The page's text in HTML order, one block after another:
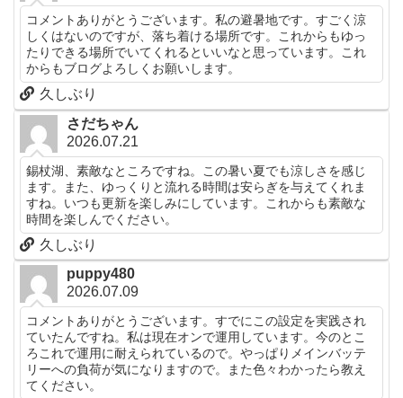
コメントありがとうございます。私の避暑地です。すごく涼
しくはないのですが、落ち着ける場所です。これからもゆっ
たりできる場所でいてくれるといいなと思っています。これ
からもブログよろしくお願いします。
久しぶり
さだちゃん
2026.07.21
錫杖湖、素敵なところですね。この暑い夏でも涼しさを感じ
ます。また、ゆっくりと流れる時間は安らぎを与えてくれま
すね。いつも更新を楽しみにしています。これからも素敵な
時間を楽しんでください。
久しぶり
puppy480
2026.07.09
コメントありがとうございます。すでにこの設定を実践され
ていたんですね。私は現在オンで運用しています。今のとこ
ろこれで運用に耐えられているので。やっぱりメインバッテ
リーへの負荷が気になりますので。また色々わかったら教え
てください。